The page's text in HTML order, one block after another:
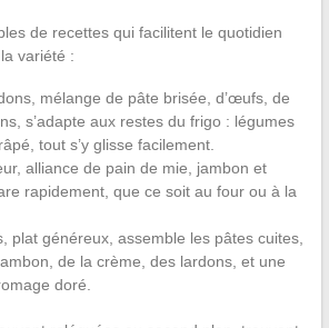
de recettes qui facilitent le quotidien
variété :
mélange de pâte brisée, d’œufs, de
s’adapte aux restes du frigo : légumes
tout s’y glisse facilement.
alliance de pain de mie, jambon et
rapidement, que ce soit au four ou à la
plat généreux, assemble les pâtes cuites,
de la crème, des lardons, et une
doré.